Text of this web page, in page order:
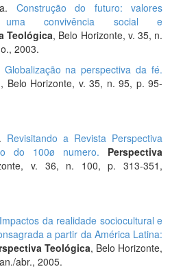
Construção do futuro: valores
uma convivência social e
Teológica, Belo Horizonte, v. 35, n.
2003.
Globalização na perspectiva da fé.
, Belo Horizonte, v. 35, n. 95, p. 95-
Revisitando a Revista Perspectiva
do 100ø numero.
Perspectiva
v. 36, n. 100, p. 313-351,
Impactos da realidade sociocultural e
a partir da América Latina:
Teológica, Belo Horizonte,
abr., 2005.